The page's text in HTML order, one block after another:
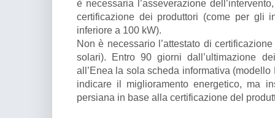
è necessaria l’asseverazione
certificazione dei produttori (come per gli
inferiore a 100 kW).
Non è necessario l’attestato di
solari). Entro 90 giorni dall’ultimazione
all’Enea la sola scheda informativa
indicare il miglioramento energetico, ma
persiana in base alla certificazione del